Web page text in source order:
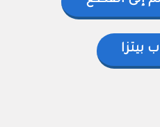
بيتزا